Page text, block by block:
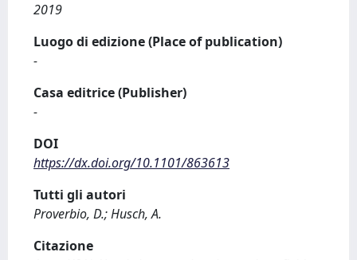
2019
Luogo di edizione (Place of publication)
-
Casa editrice (Publisher)
-
DOI
https://dx.doi.org/10.1101/863613
Tutti gli autori
Proverbio, D.; Husch, A.
Citazione